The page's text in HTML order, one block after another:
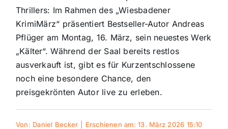
Kultur
Panorama
Mein Stadtteil
Galerie
Thrillers: Im Rahmen des „Wiesbadener
KrimiMärz“ präsentiert Bestseller-Autor Andreas
Pflüger am Montag, 16. März, sein neuestes Werk
„Kälter“. Während der Saal bereits restlos
ausverkauft ist, gibt es für Kurzentschlossene
noch eine besondere Chance, den
preisgekrönten Autor live zu erleben.
Von: Daniel Becker Erschienen am: 13. März 2026 15:10